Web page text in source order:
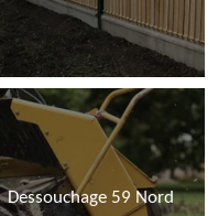
Dessouchage 59 Nord